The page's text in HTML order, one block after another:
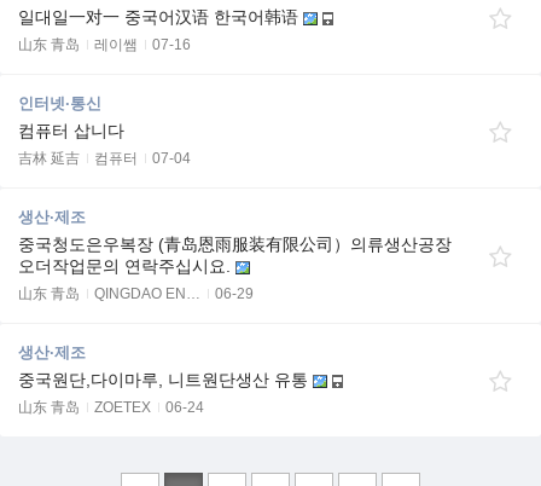
일대일一对一 중국어汉语 한국어韩语
山东 青岛 레이쌤 07-16
인터넷·통신
컴퓨터 삽니다
吉林 延吉 컴퓨터 07-04
생산·제조
중국청도은우복장 (青岛恩雨服装有限公司）의류생산공장
오더작업문의 연락주십시요.
山东 青岛 QINGDAO EN… 06-29
생산·제조
중국원단,다이마루, 니트원단생산 유통
山东 青岛 ZOETEX 06-24